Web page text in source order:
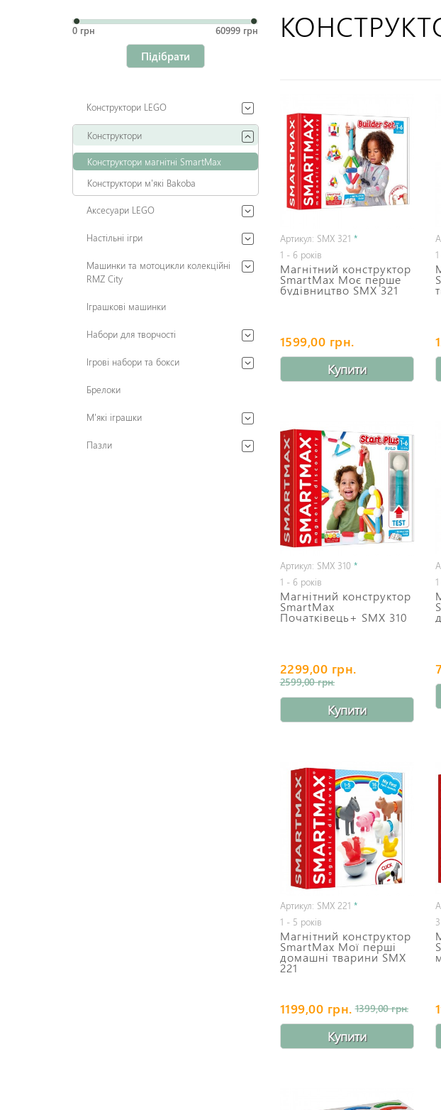
Артикул: SMX 321 *
1 - 6 років
Магнітний конструктор
SmartMax Моє перше
будівництво SMX 321
1599,00 грн.
Купити
Артикул: SMX 310*
1 - 6 років
Магнітний конструктор
SmartMax
Початківець+ SMX 310
2299,00 грн.
2599,00 грн.
Купити
Артикул: SMX 221 *
1 - 5 років
Магнітний конструктор
SmartMax Мої перші
домашні тварини SMX
221
1199,00 грн. 1399,00 грн.
Купити
0 грн 60999 грн
Підібрати
Конструктори LEGO
Конструктори
Конструктори магнітні SmartMax
Конструктори м'які Bakoba
Аксесуари LEGO
Настільні ігри
Машинки та мотоцикли колекційні
RMZ City
Іграшкові машинки
Набори для творчості
Ігрові набори та бокси
Брелоки
М'які іграшки
Пазли